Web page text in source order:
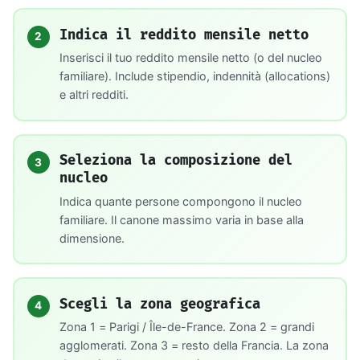
2 Indica il reddito mensile netto
Inserisci il tuo reddito mensile netto (o del nucleo
familiare). Include stipendio, indennità (allocations)
e altri redditi.
3
Seleziona la composizione del
nucleo
Indica quante persone compongono il nucleo
familiare. Il canone massimo varia in base alla
dimensione.
4 Scegli la zona geografica
Zona 1 = Parigi / Île-de-France. Zona 2 = grandi
agglomerati. Zona 3 = resto della Francia. La zona